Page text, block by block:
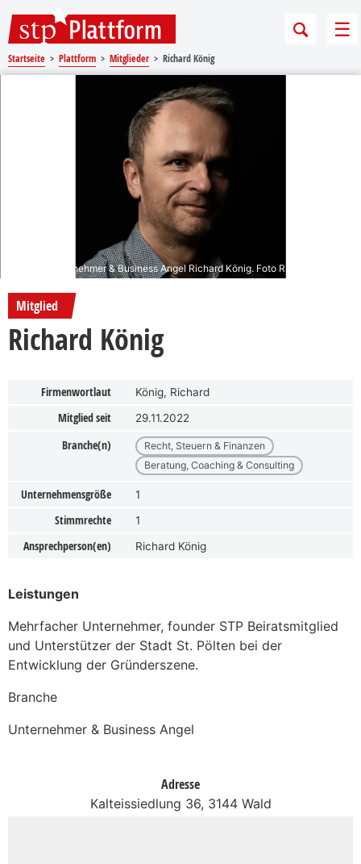
Startseite Plattform Mitglieder Richard König
Unternehmer & Business Angel Richard König. Foto RK Media GmbH
Mitglied
Richard König
Firmenwortlaut König, Richard
Mitglied seit 29.11.2022
Branche(n)
Recht, Steuern & Finanzen
Beratung, Coaching & Consulting
Unternehmensgröße 1
Stimmrechte 1
Ansprechperson(en) Richard König
Leistungen
Mehrfacher Unternehmer, founder STP Beiratsmitglied
und Unterstützer der Stadt St. Pölten bei der
Entwicklung der Gründerszene.
Branche
Unternehmer & Business Angel
Adresse
Kalteissiedlung 36, 3144 Wald